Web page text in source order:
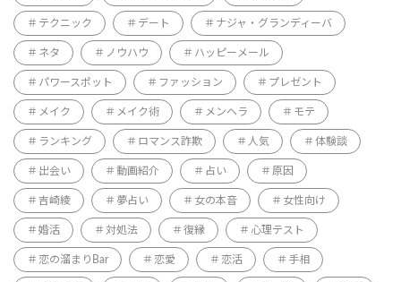
テクニック デート ナジャ・グランディーバ
ネタ ノウハウ ハッピーメール
パワースポット ファッション プレゼント
メイク メイク術 メンヘラ モテ
ランキング ロマンス詐欺 人気 体験談
出会い 動画紹介 占い 原因
吉崎綾 夢占い 女の本音 女性向け
婚活 対処法 復縁 心理テスト
恋の溜まりBar 恋愛 恋活 手相